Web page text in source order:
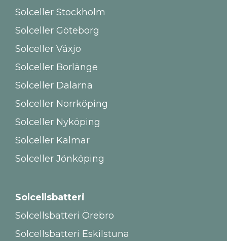
Solceller Stockholm
Solceller Göteborg
Solceller Växjo
Solceller Borlänge
Solceller Dalarna
Solceller Norrköping
Solceller Nyköping
Solceller Kalmar
Solceller Jönköping
Solcellsbatteri
Solcellsbatteri Örebro
Solcellsbatteri Eskilstuna